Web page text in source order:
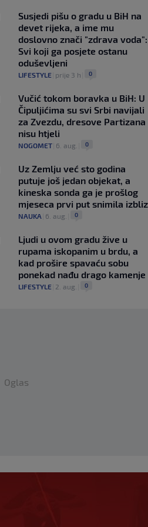
Susjedi pišu o gradu u BiH na
devet rijeka, a ime mu
doslovno znači "zdrava voda":
Svi koji ga posjete ostanu
oduševljeni
LIFESTYLE| prije 3 h 0
Vučić tokom boravka u BiH: U
Čipuljićima su svi Srbi navijali
za Zvezdu, dresove Partizana
nisu htjeli
NOGOMET| 6. aug. 0
Uz Zemlju već sto godina
putuje još jedan objekat, a
kineska sonda ga je prošlog
mjeseca prvi put snimila
NAUKA 6. aug. 0
Ljudi u ovom gradu žive u
rupama iskopanim u brdu, a
kad prošire spavaću sobu
ponekad nađu drago kamenje
LIFESTYLE| 2. aug. 0
Oglas